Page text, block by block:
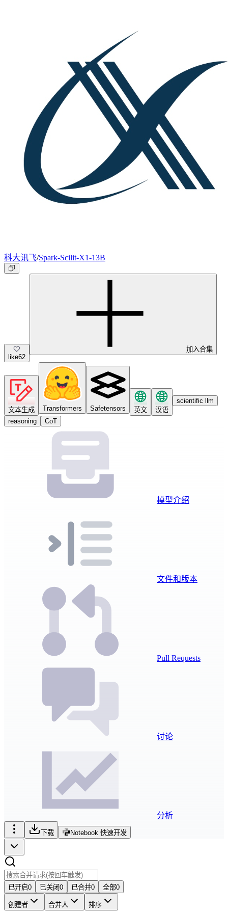
科大讯飞/Spark-Scilit-X1-13B
like62
加入合集
文本生成 Transformers Safetensors 英文 汉语
scientific llm
reasoning CoT
模型介绍
文件和版本
Pull Requests
讨论
分析
下载 Notebook 快速开发
已开启0 已关闭0 已合并0 全部0
创建者 合并人 排序